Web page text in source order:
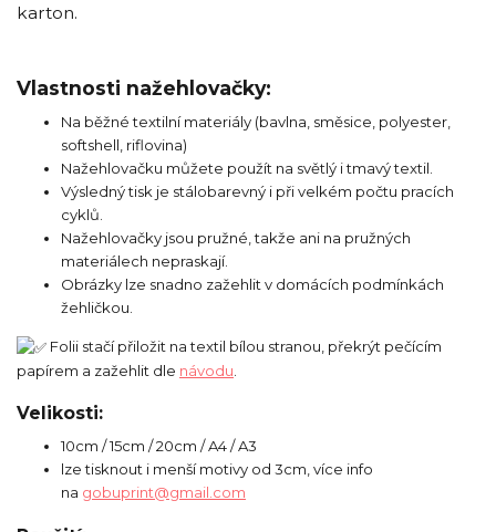
karton.
Vlastnosti nažehlovačky:
Na běžné textilní materiály (bavlna, směsice, polyester,
softshell, riflovina)
Nažehlovačku můžete použít na světlý i tmavý textil.
Výsledný tisk je stálobarevný i při velkém počtu pracích
cyklů.
Nažehlovačky jsou pružné, takže ani na pružných
materiálech nepraskají.
Obrázky lze snadno zažehlit v domácích podmínkách
žehličkou.
Folii stačí přiložit na textil bílou stranou, překrýt pečícím
papírem a zažehlit dle návodu
Velikosti:
10cm / 15cm / 20cm / A4 / A3
lze tisknout i menší motivy od 3cm, více info
na gobuprint@gmail.com